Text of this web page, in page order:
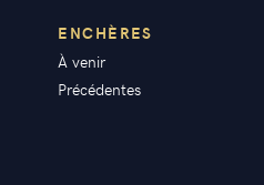
ENCHÈRES
À venir
Précédentes